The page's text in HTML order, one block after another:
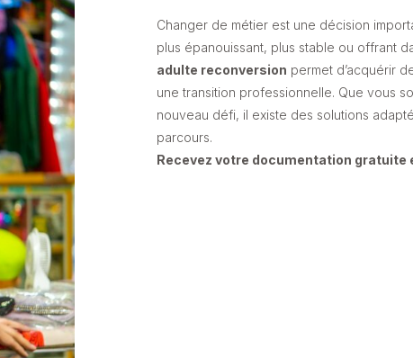
Changer de métier est une décision
plus épanouissant, plus stable ou offrant
adulte reconversion permet d’acquérir
une transition professionnelle. Que vous
nouveau défi, il existe des solutions
parcours.
Recevez votre documentation